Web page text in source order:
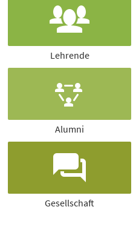
Lehrende
Alumni
Gesellschaft